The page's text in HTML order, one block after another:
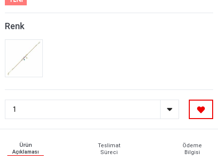
Renk
Ürün
Açıklaması
Teslimat
Süreci
Ödeme
Bilgisi